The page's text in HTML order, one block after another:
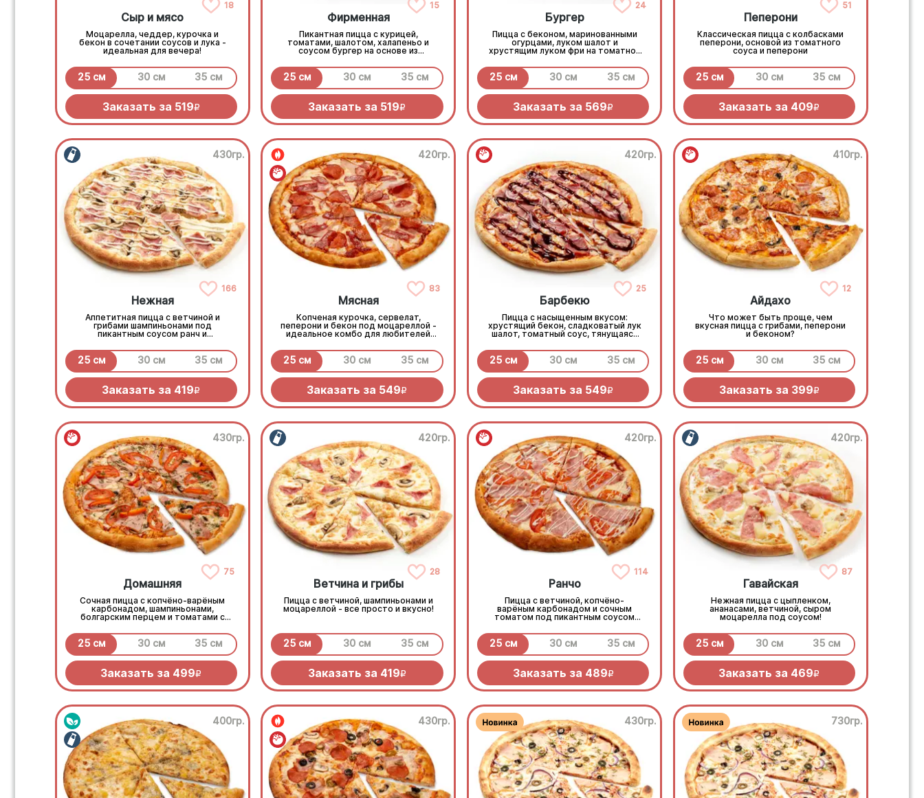
18
Сыр и мясо
Моцарелла, чеддер, курочка и
бекон в сочетании соусов и лука -
идеальная для вечера!
25 см 30 см 35 см
Заказать за 519R
15
Фирменная
Пикантная пицца с курицей,
томатами, шалотом, халапеньо и
соусом бургер на основе из
сливочного соуса и моцареллы.
25 см 30 см 35 см
Заказать за 519R
24
Бургер
Пицца с беконом, маринованными
огурцами, луком шалот и
хрустящим луком фри на томатной
основе с моцареллой.
25 см 30 см 35 см
Заказать за 569R
51
Пеперони
Классическая пицца с колбасками
пеперони, основой из томатного
соуса и пеперони
25 см 30 см 35 см
Заказать за 409R
430гр.
166
Нежная
Аппетитная пицца с ветчиной и
грибами шампиньонами под
пикантным соусом ранч и
моцареллой
25 см 30 см 35 см
Заказать за 419R
420гр.
83
Мясная
Копченая курочка, сервелат,
пеперони и бекон под моцареллой -
идеальное комбо для любителей
всего мясного!
25 см 30 см 35 см
Заказать за 549R
420гр.
25
Барбекю
Пицца с насыщенным вкусом:
хрустящий бекон, сладковатый лук
шалот, томатный соус, тянущаяся
моцарелла и дымный прянный соус
барбекю.
25 см 30 см 35 см
Заказать за 549R
410гр.
12
Айдахо
Что может быть проще, чем
вкусная пицца с грибами, пеперони
и беконом?
25 см 30 см 35 см
Заказать за 399R
430гр.
75
Домашняя
Сочная пицца с копчёно-варёным
карбонадом, шампиньонами,
болгарским перцем и томатами с
зеленью под моцареллой
25 см 30 см 35 см
Заказать за 499R
420гр.
28
Ветчина и грибы
Пицца с ветчиной, шампиньонами и
моцареллой - все просто и вкусно!
25 см 30 см 35 см
Заказать за 419R
420гр.
114
Ранчо
Пицца с ветчиной, копчёно-
варёным карбонадом и сочным
томатом под пикантным соусом
ранч и моцареллой
25 см 30 см 35 см
Заказать за 489R
420гр.
87
Гавайская
Нежная пицца с цыпленком,
ананасами, ветчиной, сыром
моцарелла под соусом!
25 см 30 см 35 см
Заказать за 469R
400гр. 430гр. 430гр. 730гр.